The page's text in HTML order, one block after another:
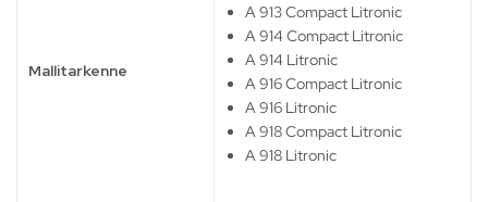
Mallitarkenne
A 913 Compact Litronic
A 914 Compact Litronic
A 914 Litronic
A 916 Compact Litronic
A 916 Litronic
A 918 Compact Litronic
A 918 Litronic